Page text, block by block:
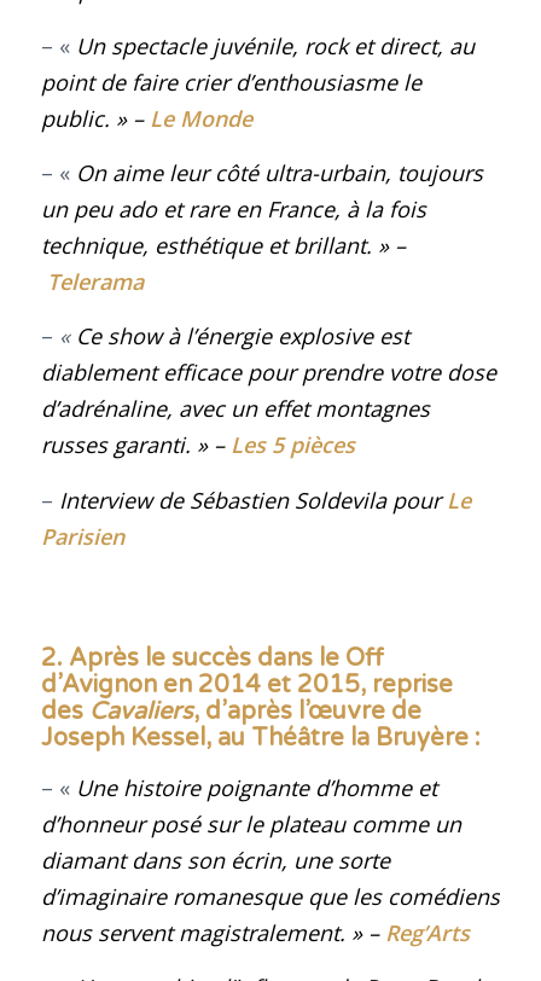
– « Un spectacle juvénile, rock et direct, au
point de faire crier d’enthousiasme le
public. » – Le Monde
– « On aime leur côté ultra-urbain, toujours
un peu ado et rare en France, à la fois
technique, esthétique et brillant. » –
Telerama
– « Ce show à l’énergie explosive est
diablement efficace pour prendre votre dose
d’adrénaline, avec un effet montagnes
russes garanti. »– Les 5 pièces
– Interview de Sébastien Soldevila pourLe
Parisien
2. Après le succès dans le Off
d’Avignon en 2014 et 2015, reprise
des Cavaliers, d’après l’œuvre de
Joseph Kessel, au Théâtre la Bruyère :
– « Une histoire poignante d’homme et
d’honneur posé sur le plateau comme un
diamant dans son écrin, une sorte
d’imaginaire romanesque que les comédiens
nous servent magistralement. »– Reg’Arts